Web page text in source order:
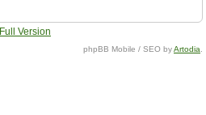
Full Version
phpBB Mobile / SEO byArtodia